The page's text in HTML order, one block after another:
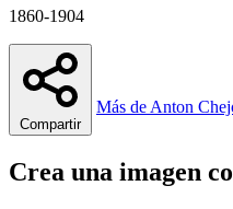
1860-1904
Compartir
Más de Anton
Crea una imagen